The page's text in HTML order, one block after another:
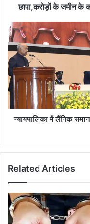
निगरानी
छापा,करोड़ों
के
जमीन
के
कागजात
और
लाखों
नगद
व
आभूषण
छापा,करोड़ों के जमीन के
न्यायपालिका
में
लैंगिक
समानता
के
लिए
अभी
बहुत
कुछ
करनेन्यायपालिका में लैंगिक
Related Articles